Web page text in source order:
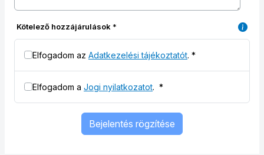
Kötelező hozzájárulások *
Elfogadom az Adatkezelési tájékoztatót. *
Elfogadom a Jogi nyilatkozatot. *
Bejelentés rögzítése